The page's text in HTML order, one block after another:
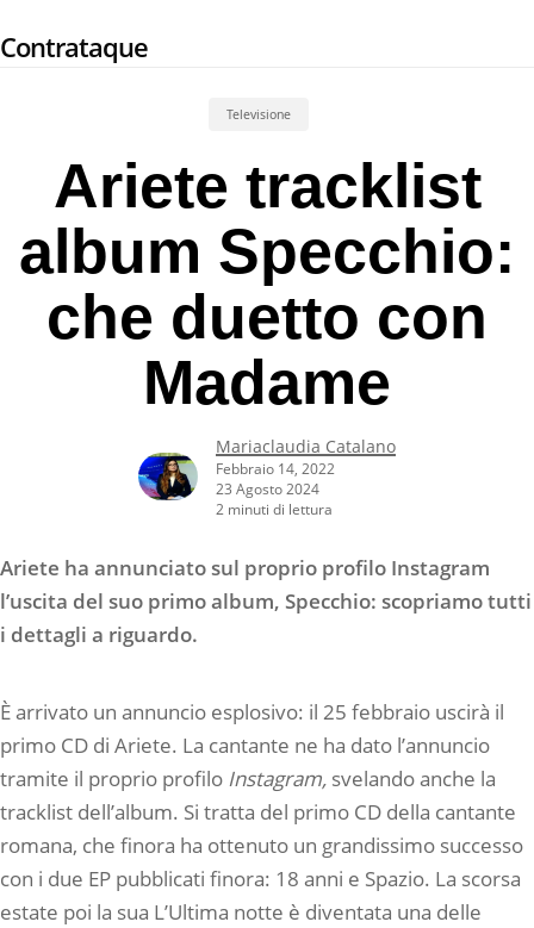
to
Contrataque
Televisione
Ariete tracklist
album Specchio:
che duetto con
Madame
Mariaclaudia Catalano
Febbraio 14, 2022
23 Agosto 2024
2 minuti di lettura
Ariete ha annunciato sul proprio profilo Instagram
l’uscita del suo primo album, Specchio: scopriamo tutti
i dettagli a riguardo.
È arrivato un annuncio esplosivo: il 25 febbraio uscirà il
primo CD di Ariete. La cantante ne ha dato l’annuncio
tramite il proprio profilo Instagram, svelando anche la
tracklist dell’album. Si tratta del primo CD della cantante
romana, che finora ha ottenuto un grandissimo successo
con i due EP pubblicati finora: 18 anni e Spazio. La scorsa
estate poi la sua L’Ultima notte è diventata una delle